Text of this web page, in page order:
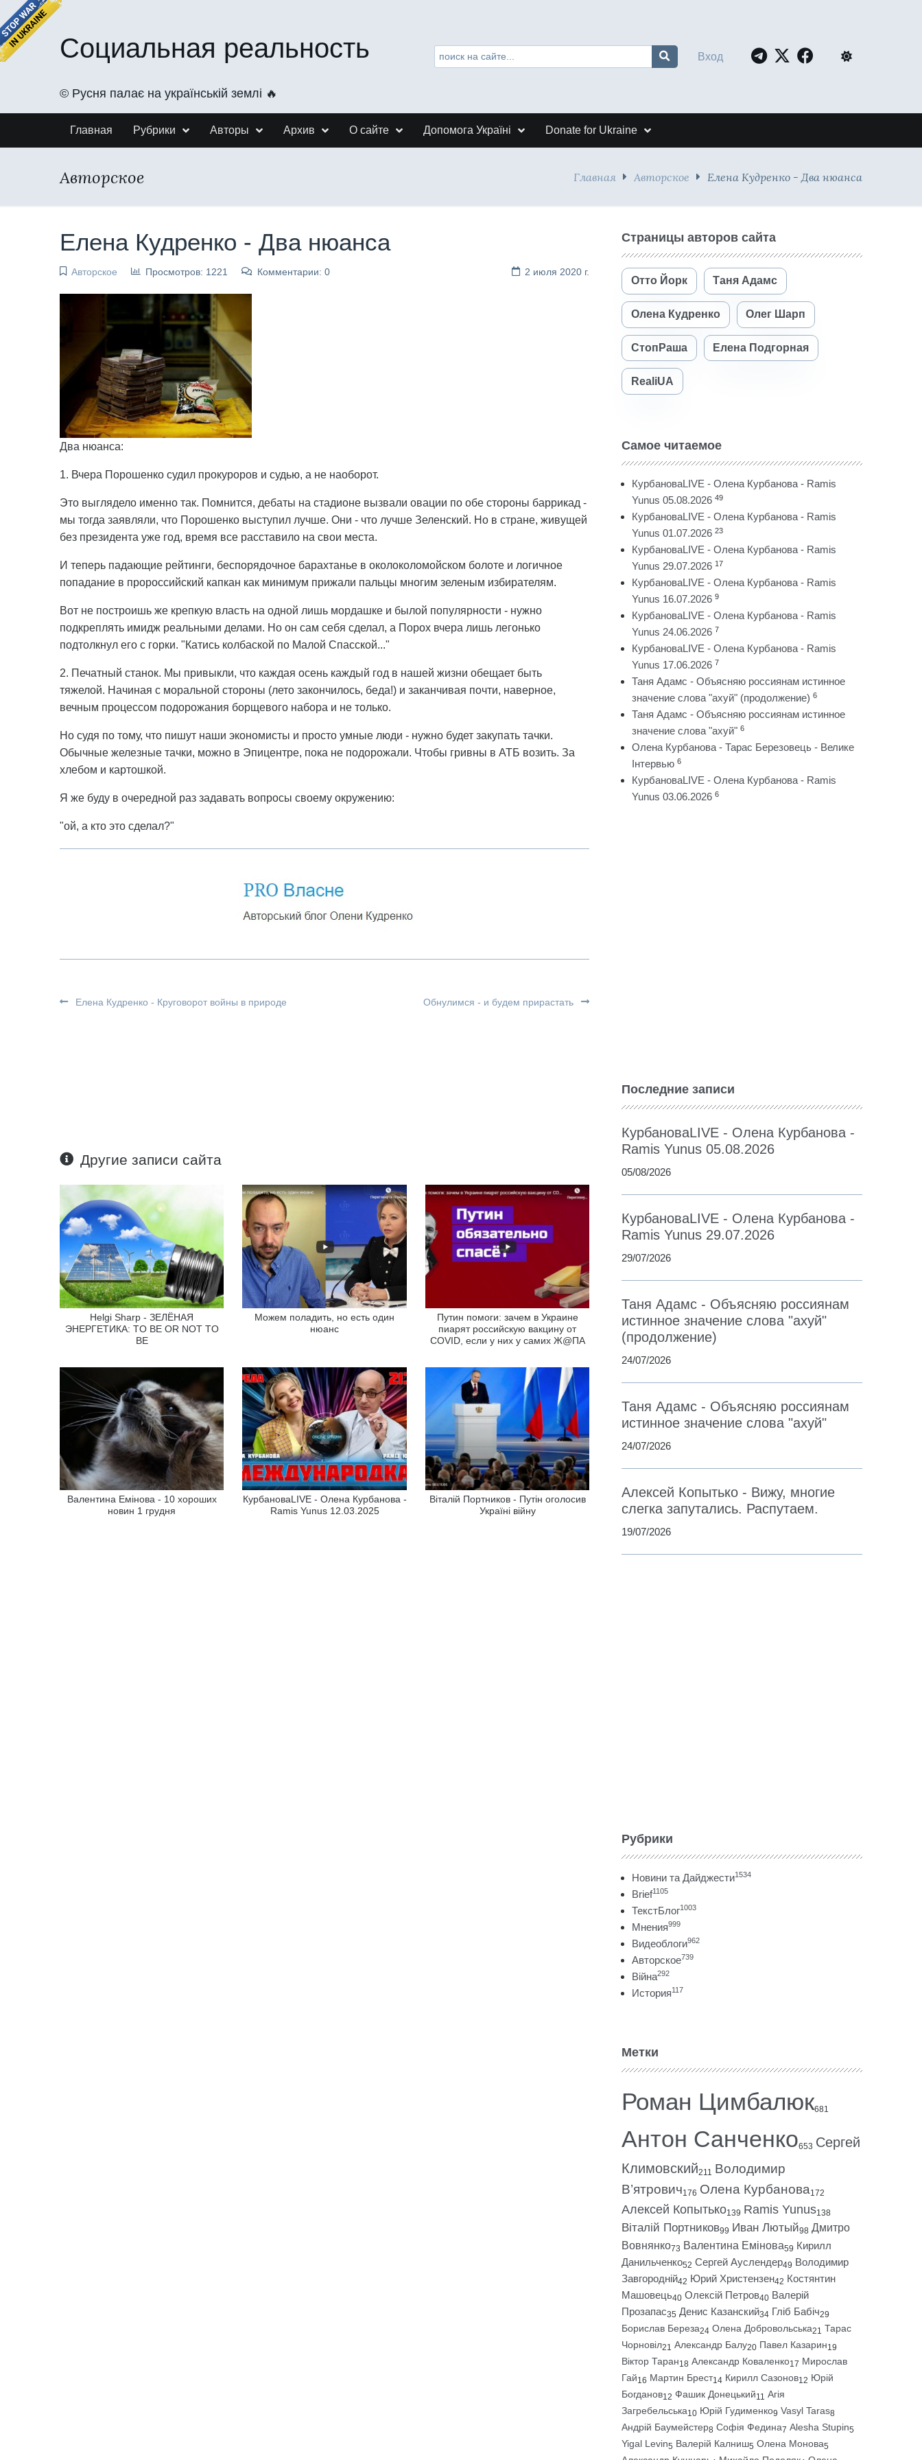
Социальная реальность
©️ Русня палає на українській землі 🔥
Вход
Главная Рубрики Авторы Архив О сайте Допомога Україні Donate for Ukraine
Авторское Главная Авторское Елена Кудренко - Два нюанса
Елена Кудренко - Два нюанса
Авторское Просмотров: 1221 Комментарии: 0 2 июля 2020 г.
Два нюанса:
1. Вчера Порошенко судил прокуроров и судью, а не наоборот.
Это выглядело именно так. Помнится, дебаты на стадионе вызвали овации по обе стороны баррикад -
мы тогда заявляли, что Порошенко выступил лучше. Они - что лучше Зеленский. Но в стране, живущей
без президента уже год, время все расставило на свои места.
И теперь падающие рейтинги, беспорядочное барахтанье в околоколомойском болоте и логичное
попадание в пророссийский капкан как минимум прижали пальцы многим зеленым избирателям.
Вот не построишь же крепкую власть на одной лишь мордашке и былой популярности - нужно
подкреплять имидж реальными делами. Но он сам себя сделал, а Порох вчера лишь легонько
подтолкнул его с горки. "Катись колбаской по Малой Спасской..."
2. Печатный станок. Мы привыкли, что каждая осень каждый год в нашей жизни обещает быть
тяжелой. Начиная с моральной стороны (лето закончилось, беда!) и заканчивая почти, наверное,
вечным процессом подорожания борщевого набора и не только.
Но судя по тому, что пишут наши экономисты и просто умные люди - нужно будет закупать тачки.
Обычные железные тачки, можно в Эпицентре, пока не подорожали. Чтобы гривны в АТБ возить. За
хлебом и картошкой.
Я же буду в очередной раз задавать вопросы своему окружению:
"ой, а кто это сделал?"
Елена Кудренко - Круговорот войны в природе Обнулимся - и будем прирастать
Другие записи сайта
Helgi Sharp - ЗЕЛЁНАЯ
ЭНЕРГЕТИКА: TO BE OR NOT TO
BE
Можем поладить, но есть один
нюанс
Путин помоги: зачем в Украине
пиарят российскую вакцину от
COVID, если у них у самих Ж@ПА
Валентина Емінова - 10 хороших
новин 1 грудня
КурбановаLIVE - Олена Курбанова -
Ramis Yunus 12.03.2025
Віталій Портников - Путін оголосив
Україні війну
Страницы авторов сайта
Отто Йорк Таня Адамс
Олена Кудренко Олег Шарп
СтопРаша Елена Подгорная
RealiUA
Самое читаемое
КурбановаLIVE - Олена Курбанова - Ramis
Yunus 05.08.2026 49
КурбановаLIVE - Олена Курбанова - Ramis
Yunus 01.07.2026 23
КурбановаLIVE - Олена Курбанова - Ramis
Yunus 29.07.2026 17
КурбановаLIVE - Олена Курбанова - Ramis
Yunus 16.07.2026 9
КурбановаLIVE - Олена Курбанова - Ramis
Yunus 24.06.2026 7
КурбановаLIVE - Олена Курбанова - Ramis
Yunus 17.06.2026 7
Таня Адамс - Объясняю россиянам истинное
значение слова "ахуй" (продолжение) 6
Таня Адамс - Объясняю россиянам истинное
значение слова "ахуй" 6
Олена Курбанова - Тарас Березовець - Велике
Інтервью 6
КурбановаLIVE - Олена Курбанова - Ramis
Yunus 03.06.2026 6
Последние записи
КурбановаLIVE - Олена Курбанова -
Ramis Yunus 05.08.2026
05/08/2026
КурбановаLIVE - Олена Курбанова -
Ramis Yunus 29.07.2026
29/07/2026
Таня Адамс - Объясняю россиянам
истинное значение слова "ахуй"
(продолжение)
24/07/2026
Таня Адамс - Объясняю россиянам
истинное значение слова "ахуй"
24/07/2026
Алексей Копытько - Вижу, многие
слегка запутались. Распутаем.
19/07/2026
Рубрики
Новини та Дайджести1534
Brief1105
ТекстБлог1003
Мнения999
Видеоблоги962
Авторское739
Війна292
История117
Метки
Роман Цимбалюк681
Антон Санченко653 Сергей
Климовский211 Володимир
В’ятрович176 Олена Курбанова172
Алексей Копытько139 Ramis Yunus138
Віталій Портников99 Иван Лютый98 Дмитро
Вовнянко73 Валентина Емінова59 Кирилл
Данильченко52 Сергей Ауслендер49 Володимир
Завгородній42 Юрий Христензен42 Костянтин
Машовець40 Олексій Петров40 Валерій
Прозапас35 Денис Казанский34 Гліб Бабіч29
Борислав Береза24 Олена Добровольська21 Тарас
Чорновіл21 Александр Балу20 Павел Казарин19
Віктор Таран18 Александр Коваленко17 Мирослав
Гай16 Мартин Брест14 Кирилл Сазонов12 Юрій
Богданов12 Фашик Донецький11 Агія
Загребельська10 Юрій Гудименко9 Vasyl Taras8
Андрій Баумейстер8 Софія Федина7 Alesha Stupin5
Yigal Levin5 Валерій Калниш5 Олена Монова5